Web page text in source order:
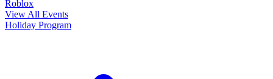
Roblox
View All Events
Holiday Program